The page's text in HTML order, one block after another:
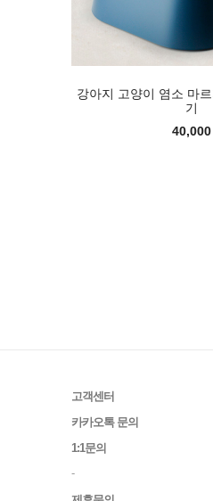
강아지 고양이 염소 마
기
40,000
고객센터
카카오톡 문의
1:1문의
-